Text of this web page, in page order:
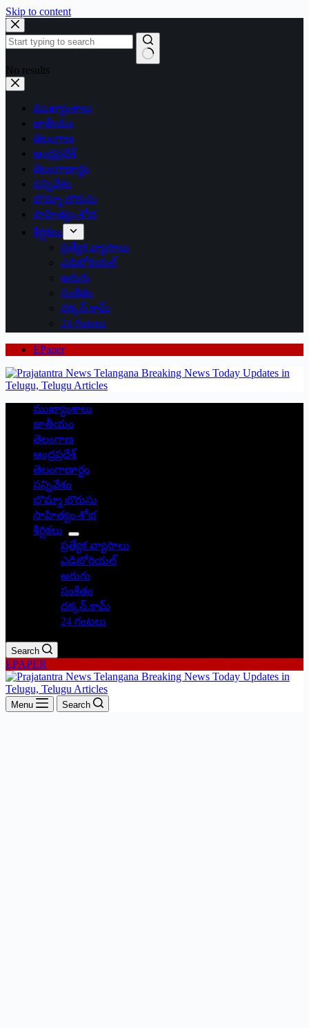
Skip to content
No results
ముఖ్యాంశాలు
జాతీయం
తెలంగాణ
ఆంధ్రప్రదేశ్
తెలంగాణార్థం
సన్నివేశం
బొమ్మా బొరుసు
సాహిత్యం-శోభ
శీర్షికలు
ప్రత్యేక వ్యాసాలు
ఎడిటోరియల్
అరుగు
సంకేతం
దక్కన్.కామ్
24 గంటలు
EPaper
ముఖ్యాంశాలు
జాతీయం
తెలంగాణ
ఆంధ్రప్రదేశ్
తెలంగాణార్థం
సన్నివేశం
బొమ్మా బొరుసు
సాహిత్యం-శోభ
శీర్షికలు
ప్రత్యేక వ్యాసాలు
ఎడిటోరియల్
అరుగు
సంకేతం
దక్కన్.కామ్
24 గంటలు
Search
EPAPER
Menu Search